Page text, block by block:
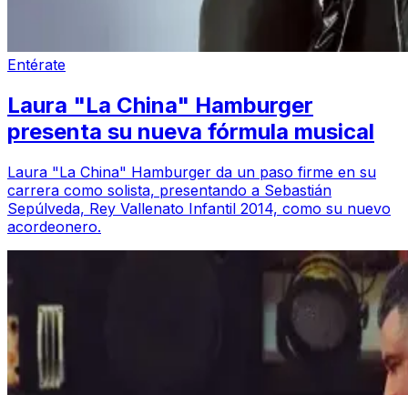
Entérate
Laura "La China" Hamburger
presenta su nueva fórmula musical
Laura "La China" Hamburger da un paso firme en su
carrera como solista, presentando a Sebastián
Sepúlveda, Rey Vallenato Infantil 2014, como su nuevo
acordeonero.